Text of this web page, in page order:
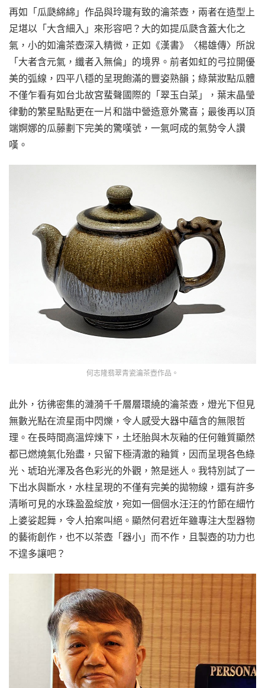
再如「瓜瓞綿綿」作品與玲瓏有致的瀹茶壺，兩者在造型上
足堪以「大含細入」來形容吧？大的如提瓜瓞含蓋大化之
氣，小的如瀹茶壺深入精微，正如《漢書》〈楊雄傳〉所說
「大者含元氣，纖者入無倫」的境界。前者如虹的弓拉開優
美的弧線，四平八穩的呈現飽滿的豐姿熟韻；綠葉妝點瓜體
不僅乍看有如台北故宮蜚聲國際的「翠玉白菜」，葉末晶瑩
律動的繁星點點更在一片和諧中營造意外驚喜；最後再以頂
端婀娜的瓜藤劃下完美的驚嘆號，一氣呵成的氣勢令人讚
嘆。
何志隆翡翠青瓷瀹茶壺作品。
此外，彷彿密集的漣漪千千層層環繞的瀹茶壺，燈光下但見
無數光點在流星雨中閃爍，令人感受大器中蘊含的無限哲
理。在長時間高溫焠煉下，土坯胎與木灰釉的任何雜質顯然
都已燃燒氣化殆盡，只留下極清澈的釉質，因而呈現各色綠
光、琥珀光澤及各色彩光的外觀，煞是迷人。我特別試了一
下出水與斷水，水柱呈現的不僅有完美的拋物線，還有許多
清晰可見的水珠盈盈綻放，宛如一個個水汪汪的竹節在細竹
上婆娑起舞，令人拍案叫絕。顯然何君近年雖專注大型器物
的藝術創作，也不以茶壺「器小」而不作，且製壺的功力也
不遑多讓吧？